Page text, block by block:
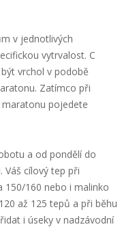
v jednotlivých
vytrvalost. C
vrchol v podobě
Zatímco při
pojedete
a od pondělí do
cílový tep při
160 nebo i malinko
až 125 tepů a při běhu
i úseky v nadzávodní